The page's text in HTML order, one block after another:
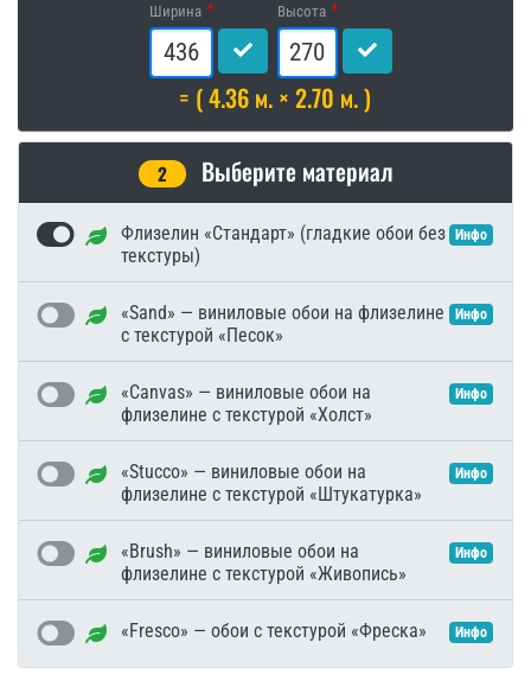
Ширина Высота
= ( 4.36 м. × 2.70 м. )
2 Выберите материал
Флизелин «Стандарт» (гладкие обои без
текстуры)
Инфо
«Sand» — виниловые обои на флизелине
с текстурой «Песок»
Инфо
«Canvas» — виниловые обои на
флизелине с текстурой «Холст»
Инфо
«Stucco» — виниловые обои на
флизелине с текстурой «Штукатурка»
Инфо
«Brush» — виниловые обои на
флизелине с текстурой «Живопись»
Инфо
«Fresco» — обои с текстурой «Фреска» Инфо